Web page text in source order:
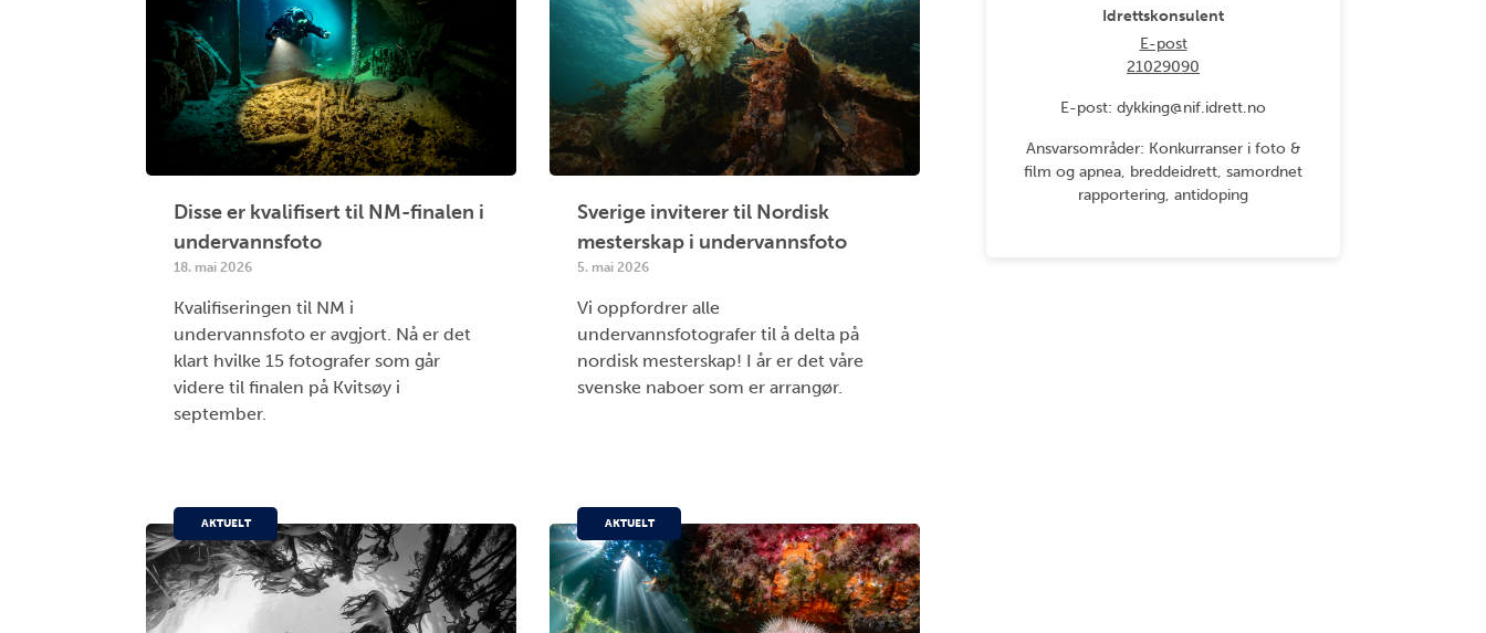
Disse er kvalifisert til NM-finalen i
undervannsfoto
18. mai 2026
Kvalifiseringen til NM i
undervannsfoto er avgjort. Nå er det
klart hvilke 15 fotografer som går
videre til finalen på Kvitsøy i
september.
Sverige inviterer til Nordisk
mesterskap i undervannsfoto
5. mai 2026
Vi oppfordrer alle
undervannsfotografer til å delta på
nordisk mesterskap! I år er det våre
svenske naboer som er arrangør.
AKTUELT AKTUELT
Idrettskonsulent
E-post
21029090
E-post: dykking@nif.idrett.no
Ansvarsområder: Konkurranser i foto &
film og apnea, breddeidrett, samordnet
rapportering, antidoping